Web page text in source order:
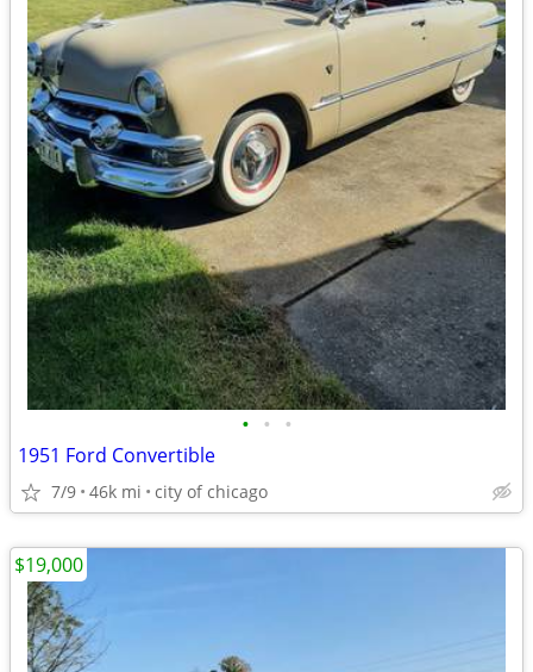
• • •
1951 Ford Convertible
7/9 46k mi city of chicago
$19,000